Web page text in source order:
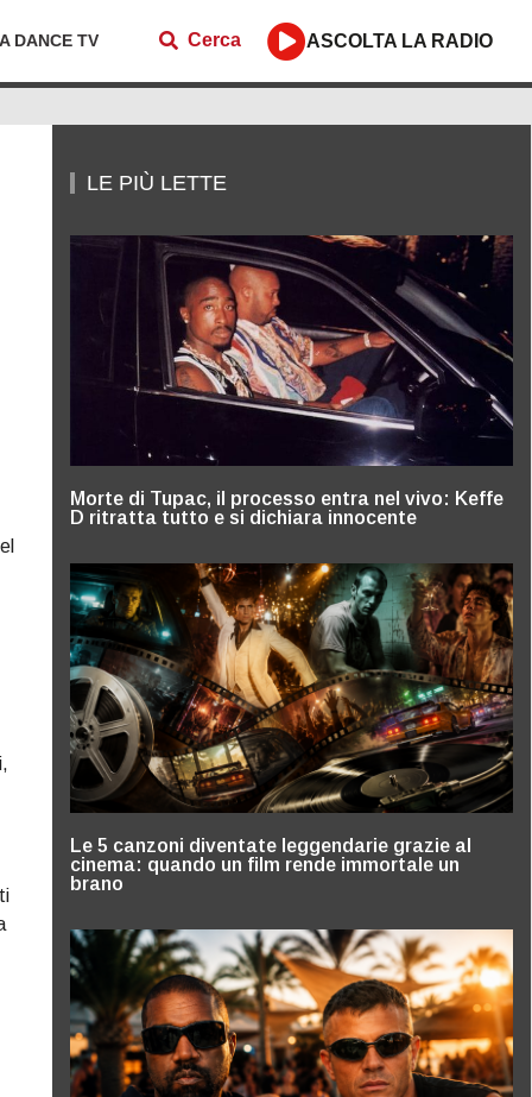
DANCE TV Cerca ASCOLTA LA RADIO
LE PIÙ LETTE
Morte di Tupac, il processo entra nel vivo: Keffe
D ritratta tutto e si dichiara innocente
Le 5 canzoni diventate leggendarie grazie al
cinema: quando un film rende immortale un
brano